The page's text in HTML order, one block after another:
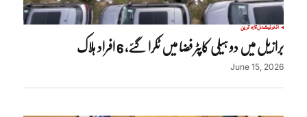
انٹرنیشنلتازہ ترین
برازیل میں دو ہیلی کاپٹر فضا میں ٹکرا گئے، 6 افراد ہلاک
June 15, 2026